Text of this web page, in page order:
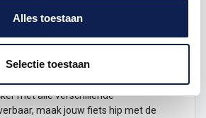
Alles toestaan
Selectie toestaan
natuurlijk ook gebruikte
met alle verschillende
maak jouw fiets hip met de